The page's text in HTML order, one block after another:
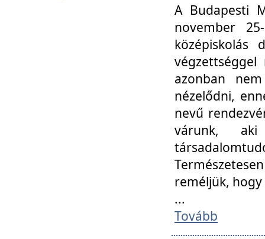
A Budapesti
november
középiskolás
azonban
nézelődni,
nevű
várunk, aki
reméljük,
...
Tovább